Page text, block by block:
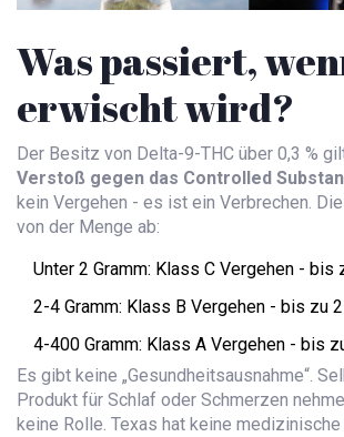
Was passiert,
erwischt wird?
Der Besitz von Delta-9-THC über 0,3 %
Verstoß gegen das Controlled
kein Vergehen - es ist ein Verbrechen.
von der Menge ab:
Unter 2 Gramm: Klass C Vergehen - bis
2-4 Gramm: Klass B Vergehen - bis zu
4-400 Gramm: Klass A Vergehen - bis
Es gibt keine „Gesundheitsausnahme“.
Produkt für Schlaf oder Schmerzen
keine Rolle. Texas hat keine